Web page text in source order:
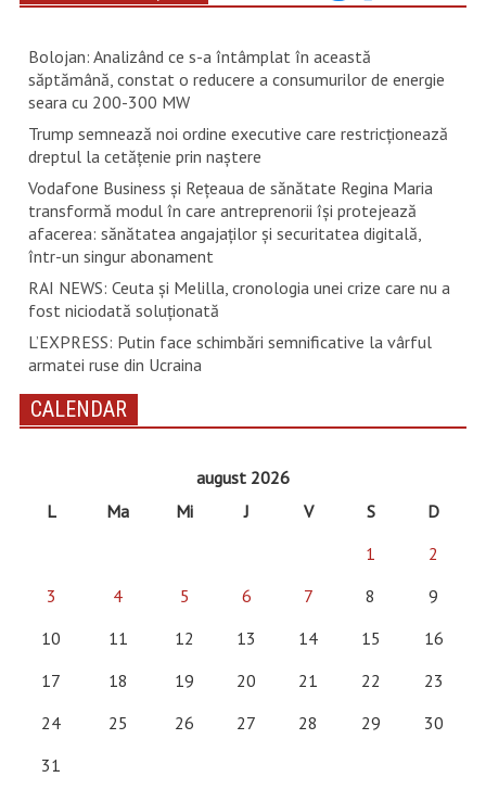
Bolojan: Analizând ce s-a întâmplat în această
săptămână, constat o reducere a consumurilor de energie
seara cu 200-300 MW
Trump semnează noi ordine executive care restricţionează
dreptul la cetăţenie prin naştere
Vodafone Business și Rețeaua de sănătate Regina Maria
transformă modul în care antreprenorii își protejează
afacerea: sănătatea angajaților și securitatea digitală,
într-un singur abonament
RAI NEWS: Ceuta și Melilla, cronologia unei crize care nu a
fost niciodată soluționată
L’EXPRESS: Putin face schimbări semnificative la vârful
armatei ruse din Ucraina
CALENDAR
august 2026
L
Ma Mi J V S
D
1
2
3
4 5 6 7 8
9
10
11 12 13 14 15
16
17
18 19 20 21 22
23
24
25 26 27 28 29
30
31